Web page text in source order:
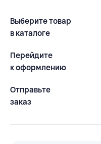
Выберите товар
в каталоге
Перейдите
к оформлению
Отправьте
заказ